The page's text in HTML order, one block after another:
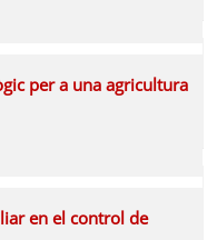
Programa
per a una agricultura
Programa
en el control de